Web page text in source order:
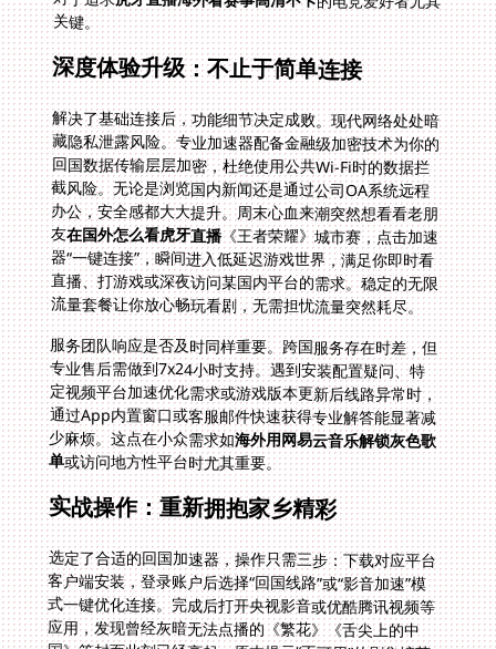
关键。
深度体验升级：不止于简单连接
解决了基础连接后，功能细节决定成败。现代网络处处暗
藏隐私泄露风险。专业加速器配备金融级加密技术为你的
回国数据传输层层加密，杜绝使用公共Wi-Fi时的数据拦
截风险。无论是浏览国内新闻还是通过公司OA系统远程
办公，安全感都大大提升。周末心血来潮突然想看看老朋
友在国外怎么看虎牙直播《王者荣耀》城市赛，点击加速
器“一键连接”，瞬间进入低延迟游戏世界，满足你即时看
直播、打游戏或深夜访问某国内平台的需求。稳定的无限
流量套餐让你放心畅玩看剧，无需担忧流量突然耗尽。
服务团队响应是否及时同样重要。跨国服务存在时差，但
专业售后需做到7x24小时支持。遇到安装配置疑问、特
定视频平台加速优化需求或游戏版本更新后线路异常时，
通过App内置窗口或客服邮件快速获得专业解答能显著减
少麻烦。这点在小众需求如海外用网易云音乐解锁灰色歌
单或访问地方性平台时尤其重要。
实战操作：重新拥抱家乡精彩
选定了合适的回国加速器，操作只需三步：下载对应平台
客户端安装，登录账户后选择“回国线路”或“影音加速”模
式一键优化连接。完成后打开央视影音或优酷腾讯视频等
应用，发现曾经灰暗无法点播的《繁花》《舌尖上的中
国》等封面此刻已经亮起。原本提示“不可用”的剧集综艺
现在可以加入播放列表。直播频道列表里“CCTV5+体育赛
事直播”清晰流畅呈现眼前。周末傍晚打开虎牙直播APP，
关注的主播刚刚开播，弹幕互动实时滚动——仿佛此刻并